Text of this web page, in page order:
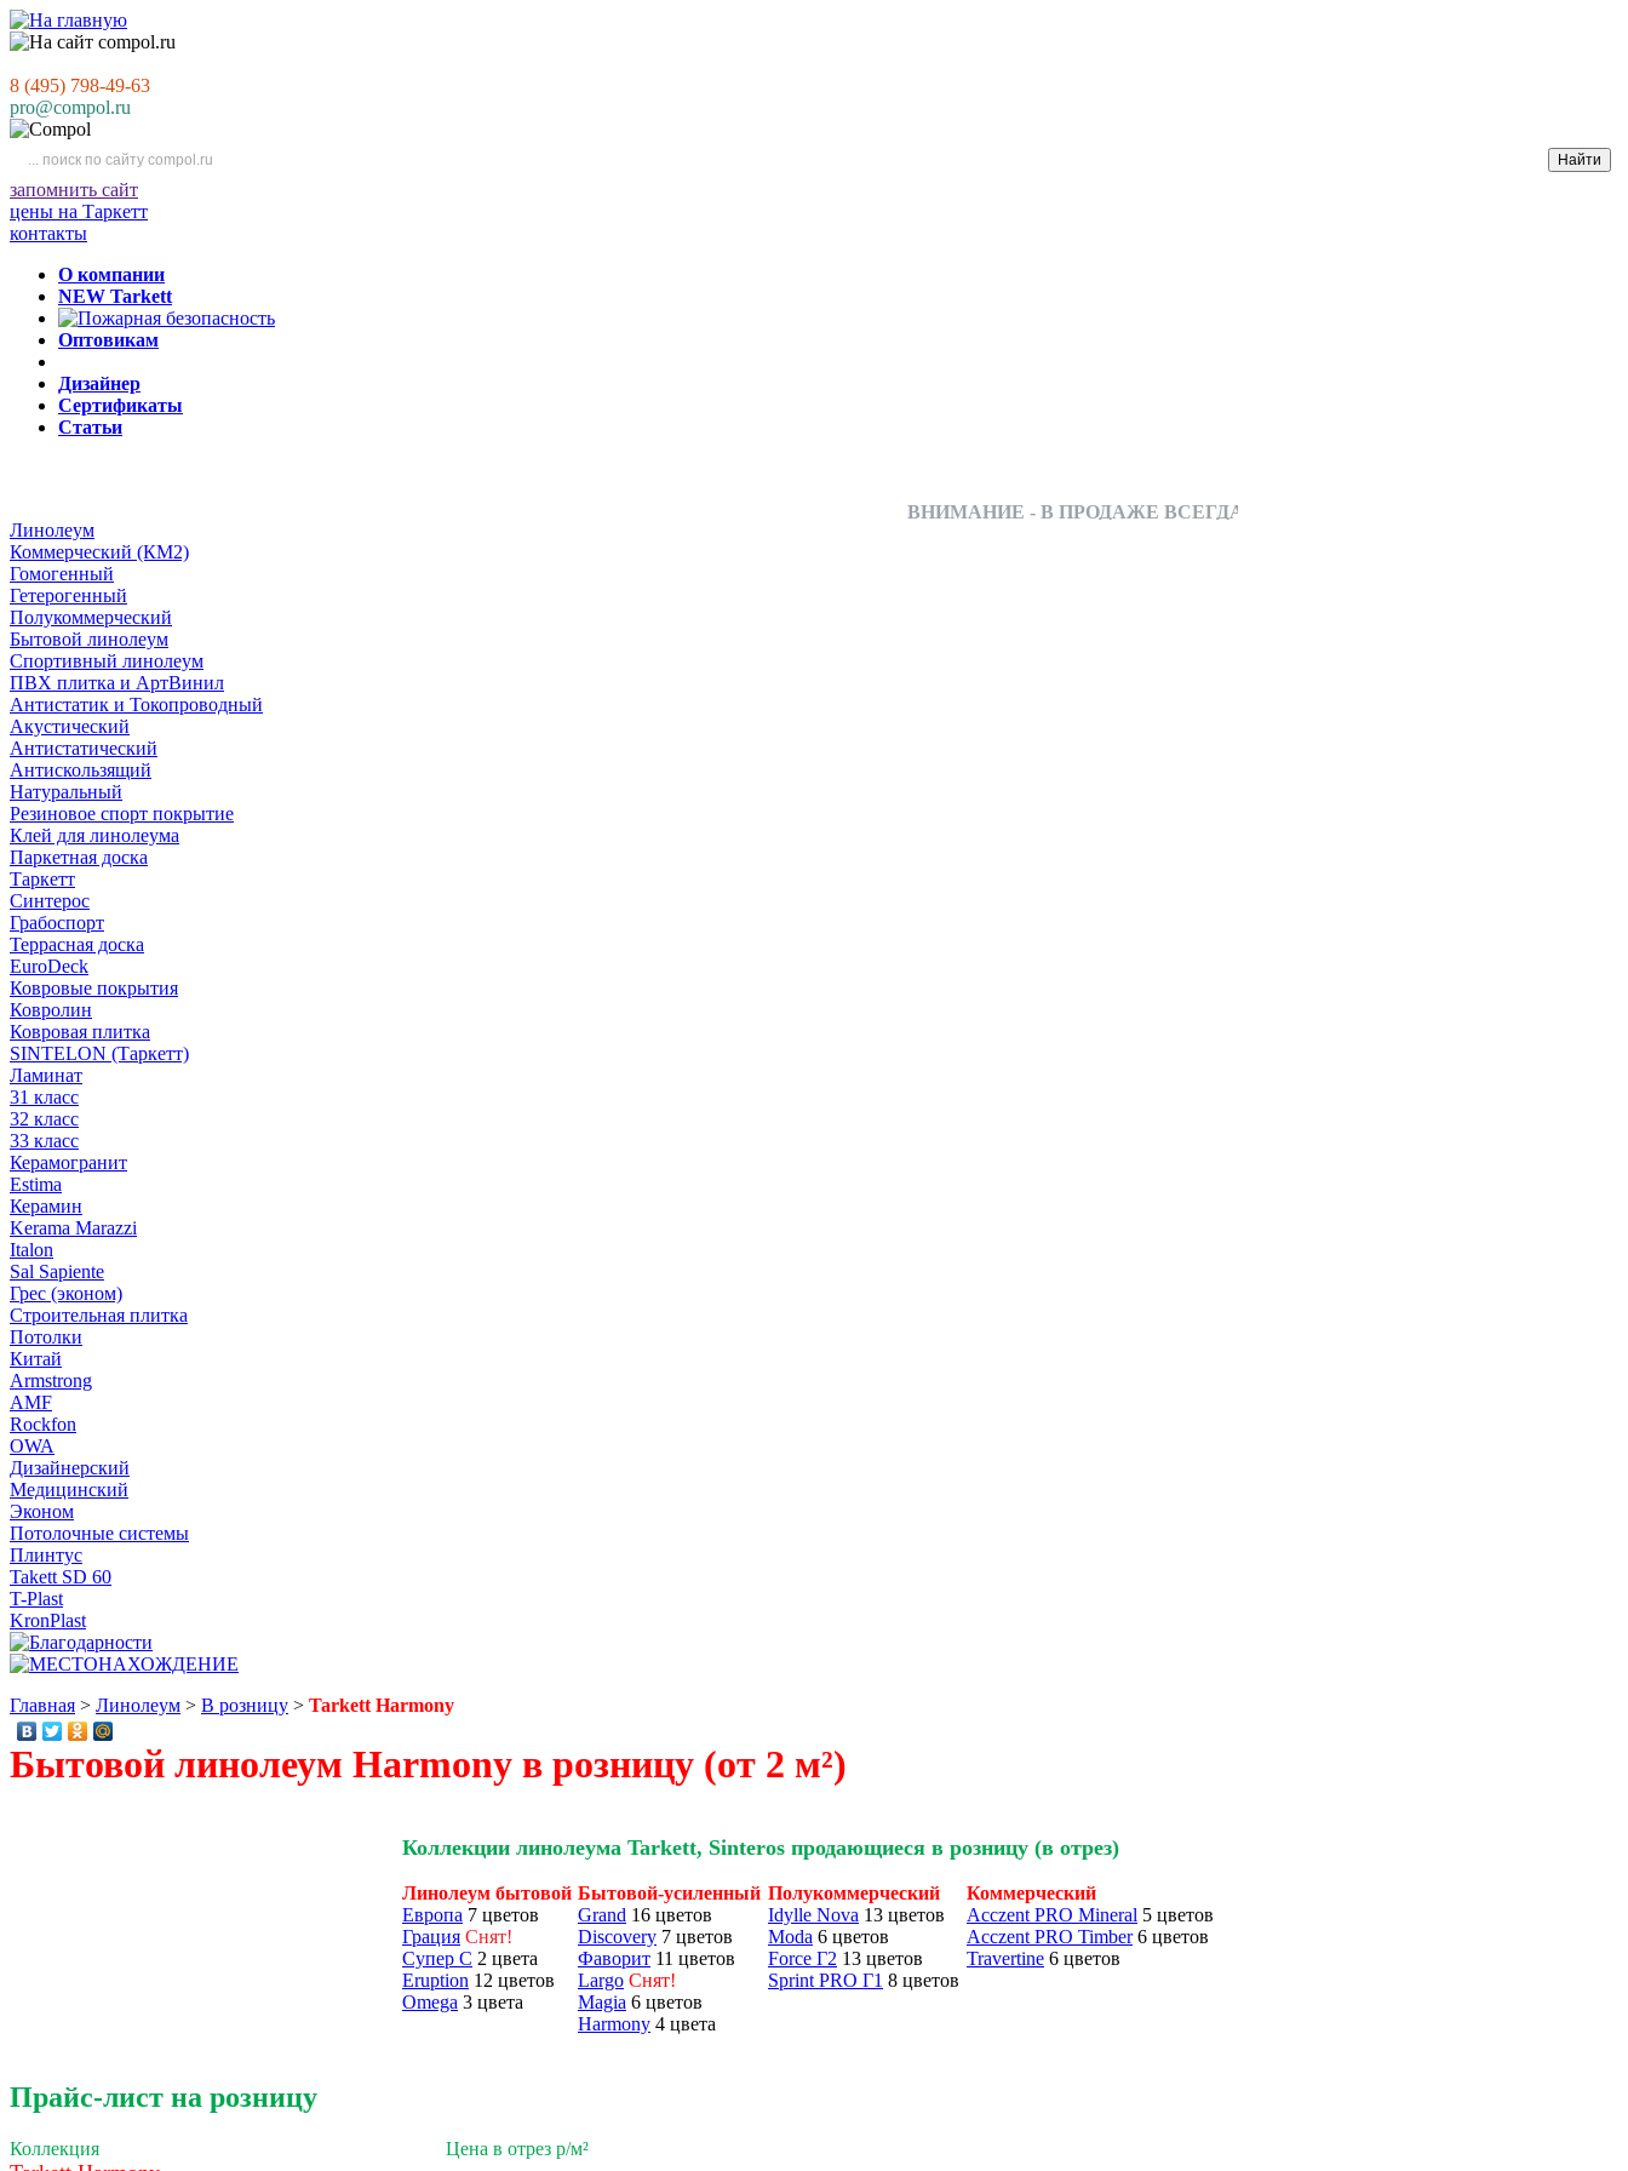
8 (495) 798-49-63
pro@compol.ru
запомнить сайт
цены на Таркетт
контакты
О компании
NEW Tarkett
Оптовикам
Дизайнер
Сертификаты
Статьи
ВНИМАНИЕ - В ПРОДАЖЕ ВСЕГДА ИМЕЮТСЯ РУЛОНЫ ЛИНОЛЕУМА СО СКИДКОЙ
Линолеум
Коммерческий (КМ2)
Гомогенный
Гетерогенный
Полукоммерческий
Бытовой линолеум
Спортивный линолеум
ПВХ плитка и АртВинил
Антистатик и Токопроводный
Акустический
Антистатический
Антискользящий
Натуральный
Резиновое спорт покрытие
Клей для линолеума
Паркетная доска
Таркетт
Синтерос
Грабоспорт
Террасная доска
EuroDeck
Ковровые покрытия
Ковролин
Ковровая плитка
SINTELON (Таркетт)
Ламинат
31 класс
32 класс
33 класс
Керамогранит
Estima
Керамин
Kerama Marazzi
Italon
Sal Sapiente
Грес (эконом)
Строительная плитка
Потолки
Китай
Armstrong
AMF
Rockfon
OWA
Дизайнерский
Медицинский
Эконом
Потолочные системы
Плинтус
Takett SD 60
T-Plast
KronPlast
Главная > Линолеум > В розницу > Tarkett Harmony
Бытовой линолеум Harmony в розницу (от 2 м²)
Коллекции линолеума Tarkett, Sinteros продающиеся в розницу (в отрез)
Линолеум бытовой
Европа 7 цветов
Грация Cнят!
Супер С 2 цвета
Eruption 12 цветов
Omega 3 цвета
Бытовой-усиленный
Grand 16 цветов
Discovery 7 цветов
Фаворит 11 цветов
Largo Снят!
Magia 6 цветов
Harmony 4 цвета
Полукоммерческий
Idylle Nova 13 цветов
Moda 6 цветов
Force Г2 13 цветов
Sprint PRO Г1 8 цветов
Коммерческий
Acczent PRO Mineral 5 цветов
Acczent PRO Timber6 цветов
Travertine 6 цветов
Прайс-лист на розницу
Коллекция Цена в отрез р/м²